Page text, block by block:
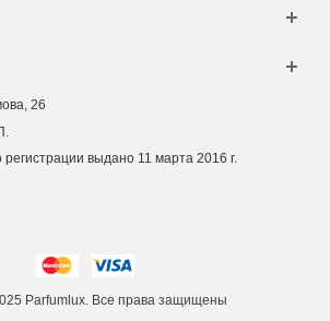
26
регистрации выдано 11 марта 2016 г.
Parfumlux. Все права защищены